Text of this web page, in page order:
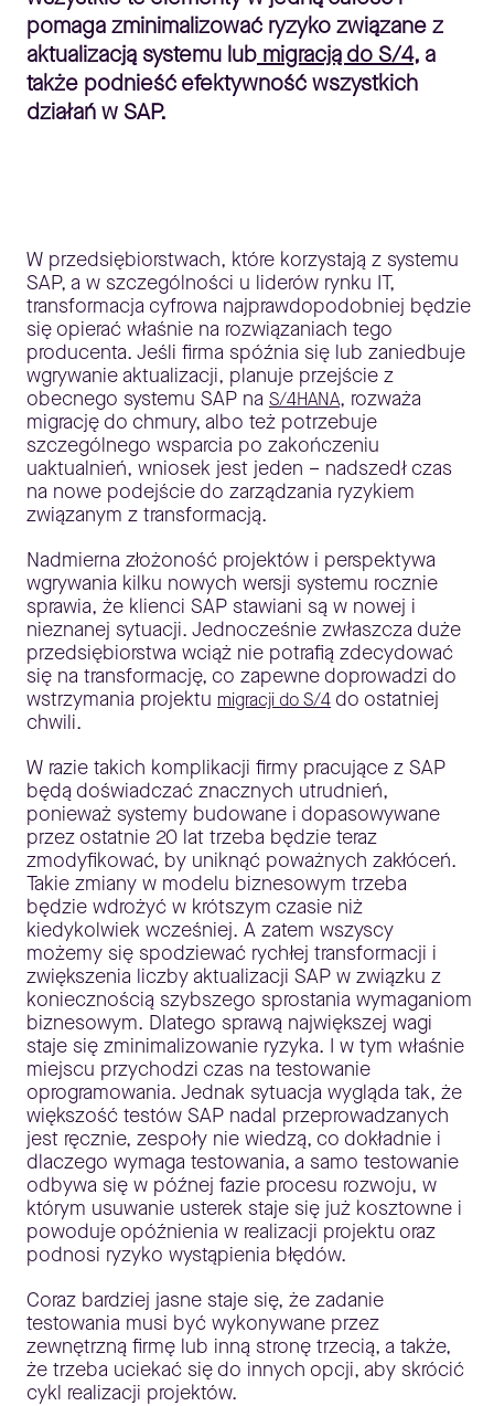
pomaga zminimalizować ryzyko związane z
aktualizacją systemu lub migracją do S/4, a
także podnieść efektywność wszystkich
działań w SAP.
W przedsiębiorstwach, które korzystają z systemu
SAP, a w szczególności u liderów rynku IT,
transformacja cyfrowa najprawdopodobniej będzie
się opierać właśnie na rozwiązaniach tego
producenta. Jeśli firma spóźnia się lub zaniedbuje
wgrywanie aktualizacji, planuje przejście z
obecnego systemu SAP na S/4HANA, rozważa
migrację do chmury, albo też potrzebuje
szczególnego wsparcia po zakończeniu
uaktualnień, wniosek jest jeden – nadszedł czas
na nowe podejście do zarządzania ryzykiem
związanym z transformacją.
Nadmierna złożoność projektów i perspektywa
wgrywania kilku nowych wersji systemu rocznie
sprawia, że klienci SAP stawiani są w nowej i
nieznanej sytuacji. Jednocześnie zwłaszcza duże
przedsiębiorstwa wciąż nie potrafią zdecydować
się na transformację, co zapewne doprowadzi do
wstrzymania projektu migracji do S/4 do ostatniej
chwili.
W razie takich komplikacji firmy pracujące z SAP
będą doświadczać znacznych utrudnień,
ponieważ systemy budowane i dopasowywane
przez ostatnie 20 lat trzeba będzie teraz
zmodyfikować, by uniknąć poważnych zakłóceń.
Takie zmiany w modelu biznesowym trzeba
będzie wdrożyć w krótszym czasie niż
kiedykolwiek wcześniej. A zatem wszyscy
możemy się spodziewać rychłej transformacji i
zwiększenia liczby aktualizacji SAP w związku z
koniecznością szybszego sprostania wymaganiom
biznesowym. Dlatego sprawą największej wagi
staje się zminimalizowanie ryzyka. I w tym właśnie
miejscu przychodzi czas na testowanie
oprogramowania. Jednak sytuacja wygląda tak, że
większość testów SAP nadal przeprowadzanych
jest ręcznie, zespoły nie wiedzą, co dokładnie i
dlaczego wymaga testowania, a samo testowanie
odbywa się w późnej fazie procesu rozwoju, w
którym usuwanie usterek staje się już kosztowne i
powoduje opóźnienia w realizacji projektu oraz
podnosi ryzyko wystąpienia błędów.
Coraz bardziej jasne staje się, że zadanie
testowania musi być wykonywane przez
zewnętrzną firmę lub inną stronę trzecią, a także,
że trzeba uciekać się do innych opcji, aby skrócić
cykl realizacji projektów.